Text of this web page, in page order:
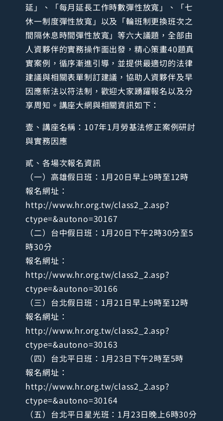
延」、「每月延長工作時數彈性放寬」、「七
休一制度彈性放寬」以及「輪班制更換班次之
間隔休息時間彈性放寬」等六大議題，全部由
人資夥伴的實務操作面出發，精心策畫40題真
實案例，循序漸進引導，並提供最適切的法律
建議與相關表單制訂建議，協助人資夥伴及早
因應新法以符法制，歡迎大家踴躍報名以及分
享周知。講座大網與相關資訊如下：
壹、講座名稱：107年1月勞基法修正案例研討
與實務因應
貳、各場次報名資訊
（一）高雄假日班：1月20日早上9時至12時
報名網址：
http://www.hr.org.tw/class2_2.asp?
ctype=&autono=30167
（二）台中假日班：1月20日下午2時30分至5
時30分
報名網址：
http://www.hr.org.tw/class2_2.asp?
ctype=&autono=30166
（三）台北假日班：1月21日早上9時至12時
報名網址：
http://www.hr.org.tw/class2_2.asp?
ctype=&autono=30163
（四）台北平日班：1月23日下午2時至5時
報名網址：
http://www.hr.org.tw/class2_2.asp?
ctype=&autono=30164
（五）台北平日星光班：1月23日晚上6時30分